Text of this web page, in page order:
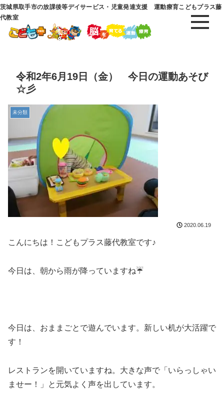
茨城県取手市の放課後等デイサービス・児童発達支援 運動療育こどもプラス藤
代教室
令和2年6月19日（金） 今日の運動あそび
☆彡
未分類
2020.06.19
こんにちは！こどもプラス藤代教室です♪
今日は、朝から雨が降っていますね☔
今日は、おままごとで遊んでいます。新しい机が大活躍で
す！
レストランを開いていますね。大きな声で「いらっしゃい
ませー！」と元気よく声を出しています。